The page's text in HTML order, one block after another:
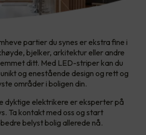
partier du synes er ekstra fine i
bjelker, arkitektur eller andre
ditt. Med LED-striper kan du
og enestående design og rett og
områder i boligen din.
dyktige elektrikere er eksperter på
Ta kontakt med oss og start
belyst bolig allerede nå.